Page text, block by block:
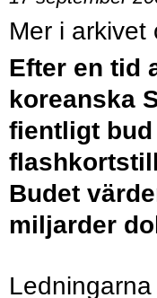
Efter en tid
koreanska
fientligt bud
Budet
miljarder